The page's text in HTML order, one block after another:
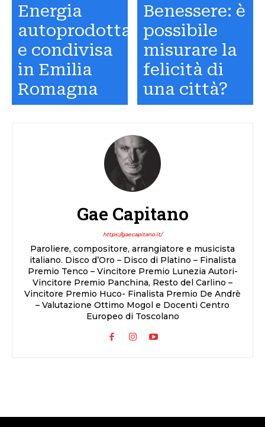
Energia
autoprodotta
e condivisa
in Emilia
Romagna
Benessere: è
possibile
misurare la
felicità di
una città?
Gae Capitano
https://gaecapitano.it/
Paroliere, compositore, arrangiatore e musicista
italiano. Disco d’Oro – Disco di Platino – Finalista
Premio Tenco – Vincitore Premio Lunezia Autori-
Vincitore Premio Panchina, Resto del Carlino –
Vincitore Premio Huco- Finalista Premio De Andrè
– Valutazione Ottimo Mogol e Docenti Centro
Europeo di Toscolano